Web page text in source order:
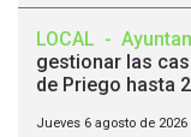
LOCAL -
gestionar las
de Priego hasta
Jueves 6 agosto de 2026